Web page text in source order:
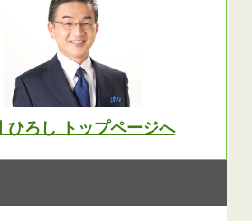
ひろし トップページへ